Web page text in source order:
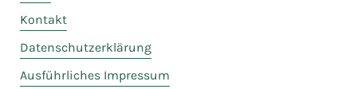
Kontakt
Datenschutzerklärung
Ausführliches Impressum